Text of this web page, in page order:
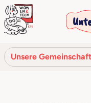
Unsere Gemeinschaft